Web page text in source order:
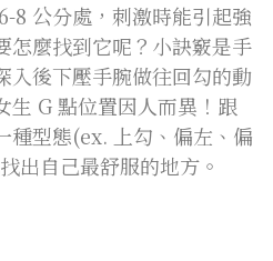
8 公分處，刺激時能引起強
怎麼找到它呢？小訣竅是手
入後下壓手腕做往回勾的動
生 G 點位置因人而異！跟
種型態(ex. 上勾、偏左、偏
出自己最舒服的地方。